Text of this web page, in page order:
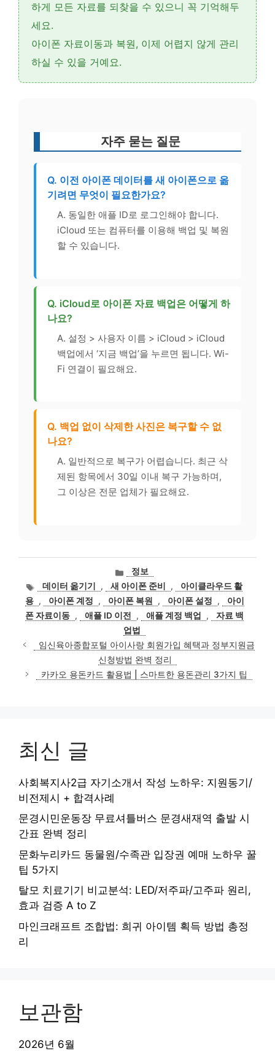
하게 모든 자료를 되찾을 수 있으니 꼭 기억해두
세요.
아이폰 자료이동과 복원, 이제 어렵지 않게 관리
하실 수 있을 거예요.
자주 묻는 질문
Q. 이전 아이폰 데이터를 새 아이폰으로 옮
기려면 무엇이 필요한가요?
A. 동일한 애플 ID로 로그인해야 합니다.
iCloud 또는 컴퓨터를 이용해 백업 및 복원
할 수 있습니다.
Q. iCloud로 아이폰 자료 백업은 어떻게 하
나요?
A. 설정 > 사용자 이름 > iCloud > iCloud
백업에서 ‘지금 백업’을 누르면 됩니다. Wi-
Fi 연결이 필요해요.
Q. 백업 없이 삭제한 사진은 복구할 수 없
나요?
A. 일반적으로 복구가 어렵습니다. 최근 삭
제된 항목에서 30일 이내 복구 가능하며,
그 이상은 전문 업체가 필요해요.
카
테
고
리
정보
태데이터 옮기기 , 새 아이폰 준비 ,
아이클라우드 활
용 , 아이폰 계정 , 아이폰 복원 , 아이폰 설정 ,
아이
폰 자료이동 , 애플 ID 이전 , 애플 계정 백업 ,
자료 백
업법
임신육아종합포털 아이사랑 회원가입 혜택과 정부지원금
신청방법 완벽 정리
카카오 용돈카드 활용법 | 스마트한 용돈관리 3가지 팁
최신 글
사회복지사2급 자기소개서 작성 노하우: 지원동기/
비전제시 + 합격사례
문경시민운동장 무료셔틀버스 문경새재역 출발 시
간표 완벽 정리
문화누리카드 동물원/수족관 입장권 예매 노하우 꿀
팁 5가지
탈모 치료기기 비교분석: LED/저주파/고주파 원리,
효과 검증 A to Z
마인크래프트 조합법: 희귀 아이템 획득 방법 총정
리
보관함
2026년 6월